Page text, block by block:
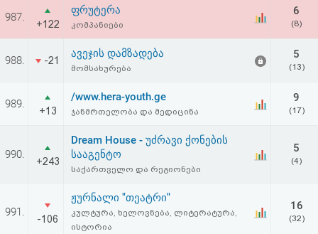
სალიცენზიო
შეთანხმება
პასუხისმგებლობის
უარყოფა
987.
+122
ფრუტერა
კომპანიები
6
(8)
988. -21
ავეჯის დამზადება
მომსახურება
5
(13)
989.
+13
/www.hera-youth.ge
ჯანმრთელობა და მედიცინა
9
(17)
990.
+243
Dream House - უძრავი ქონების
სააგენტო
საქართველო და რეგიონები
5
(4)
991.
-106
ჟურნალი "თეატრი"
კულტურა, ხელოვნება, ლიტერატურა,
ისტორია
16
(32)